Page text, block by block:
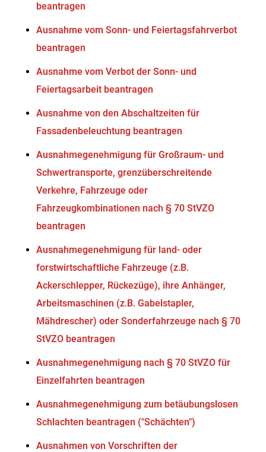
beantragen
Ausnahme vom Sonn- und Feiertagsfahrverbot
beantragen
Ausnahme vom Verbot der Sonn- und
Feiertagsarbeit beantragen
Ausnahme von den Abschaltzeiten für
Fassadenbeleuchtung beantragen
Ausnahmegenehmigung für Großraum- und
Schwertransporte, grenzüberschreitende
Verkehre, Fahrzeuge oder
Fahrzeugkombinationen nach § 70 StVZO
beantragen
Ausnahmegenehmigung für land- oder
forstwirtschaftliche Fahrzeuge (z.B.
Ackerschlepper, Rückezüge), ihre Anhänger,
Arbeitsmaschinen (z.B. Gabelstapler,
Mähdrescher) oder Sonderfahrzeuge nach § 70
StVZO beantragen
Ausnahmegenehmigung nach § 70 StVZO für
Einzelfahrten beantragen
Ausnahmegenehmigung zum betäubungslosen
Schlachten beantragen ("Schächten")
Ausnahmen von Vorschriften der